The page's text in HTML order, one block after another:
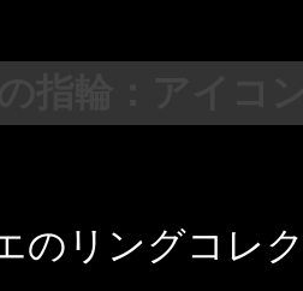
のリングコレ